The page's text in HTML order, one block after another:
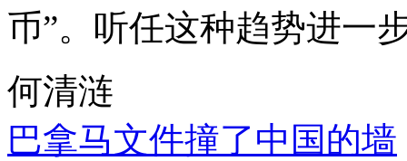
币”。听任这种趋势进一
何清涟
巴拿马文件撞了中国的墙